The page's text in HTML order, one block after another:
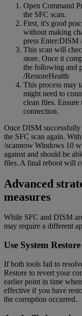
Open Command
the SFC scan.
First, it's good
without making
press Enter:DISM
This scan will
store. Once it
the following and
/RestoreHealth
This process may
might need to
clean files. Ensure
connection.
Once DISM
the SFC scan again.
/scannow Windows 10
against and should be
files. A final reboot will
Advanced
measures
While SFC and DISM
may require a different
Use System
If both tools fail to
Restore to revert your
earlier point in time
effective if you have
the corruption occurred.